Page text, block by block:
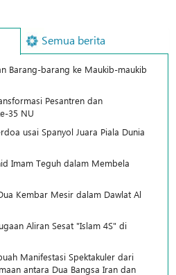
Semua berita
Barang-barang ke Maukib-maukib
Pesantren dan
35 NU
usai Spanyol Juara Piala Dunia
Imam Teguh dalam Membela
Kembar Mesir dalam Dawlat Al
Aliran Sesat "Islam 4S" di
Manifestasi Spektakuler dari
antara Dua Bangsa Iran dan